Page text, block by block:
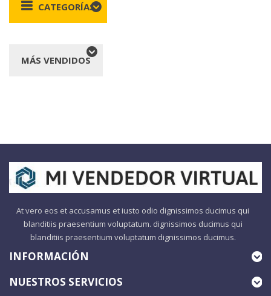
CATEGORÍAS
MÁS VENDIDOS
At vero eos et accusamus et iusto odio dignissimos ducimus qui
blanditiis praesentium voluptatum. dignissimos ducimus qui
blanditiis praesentium voluptatum dignissimos ducimus.
INFORMACIÓN
NUESTROS SERVICIOS